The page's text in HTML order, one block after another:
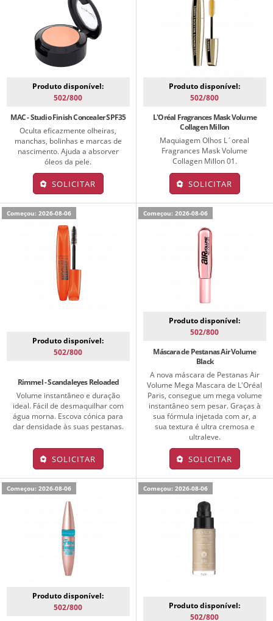
Produto disponível:
502/800
MAC - Studio Finish Concealer SPF35
Oculta eficazmente olheiras,
manchas, bolinhas e marcas de
nascimento. Ajuda a absorver
óleos da pele.
SOLICITAR
Produto disponível:
502/800
L'Oréal Fragrances Mask Volume
Collagen Millon
Maquiagem Olhos L´oreal
Fragrances Mask Volume
Collagen Millon 01.
SOLICITAR
Começou: 2026-08-06
Produto disponível:
502/800
Rimmel - Scandaleyes Reloaded
Volume instantâneo e duração
ideal. Fácil de desmaquilhar com
água morna. Escova cónica para
dar densidade às suas pestanas.
SOLICITAR
Começou: 2026-08-06
Produto disponível:
502/800
Máscara de Pestanas Air Volume
Black
A nova máscara de Pestanas Air
Volume Mega Mascara de L'Oréal
Paris, consegue um mega volume
instantâneo sem pesar. Graças à
sua fórmula injetada com ar, a
sua textura é ultra cremosa e
ultraleve.
SOLICITAR
Começou: 2026-08-06
Produto disponível:
502/800
Começou: 2026-08-06
Produto disponível:
502/800